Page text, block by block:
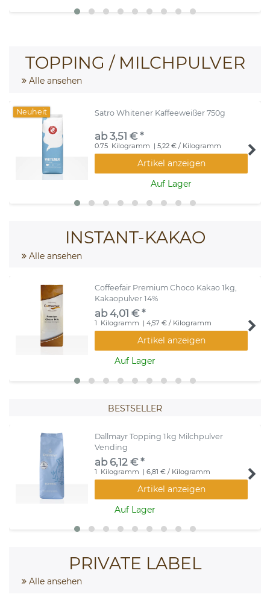
TOPPING / MILCHPULVER
Alle ansehen
Neuheit Satro Whitener Kaffeeweißer 750g
ab 3,51 € *
0.75 Kilogramm | 5,22 € / Kilogramm
Artikel anzeigen
Auf Lager
INSTANT-KAKAO
Alle ansehen
Coffeefair Premium Choco Kakao 1kg,
Kakaopulver 14%
ab 4,01 € *
1 Kilogramm | 4,57 € / Kilogramm
Artikel anzeigen
Auf Lager
BESTSELLER
Dallmayr Topping 1kg Milchpulver
Vending
ab 6,12 € *
1 Kilogramm | 6,81 € / Kilogramm
Artikel anzeigen
Auf Lager
PRIVATE LABEL
Alle ansehen